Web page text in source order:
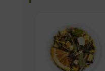
Elige: Peso/formato